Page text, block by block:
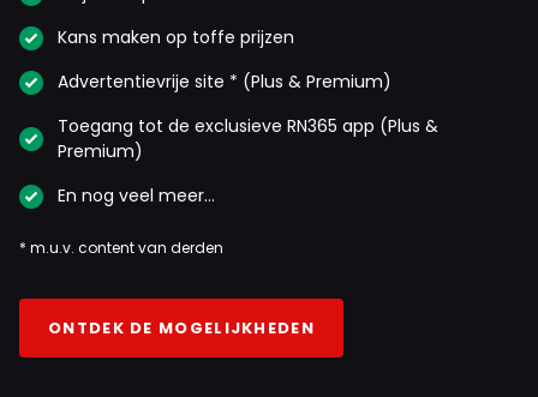
Kans maken op toffe prijzen
Advertentievrije site * (Plus & Premium)
Toegang tot de exclusieve RN365 app (Plus &
Premium)
En nog veel meer…
* m.u.v. content van derden
ONTDEK DE MOGELIJKHEDEN